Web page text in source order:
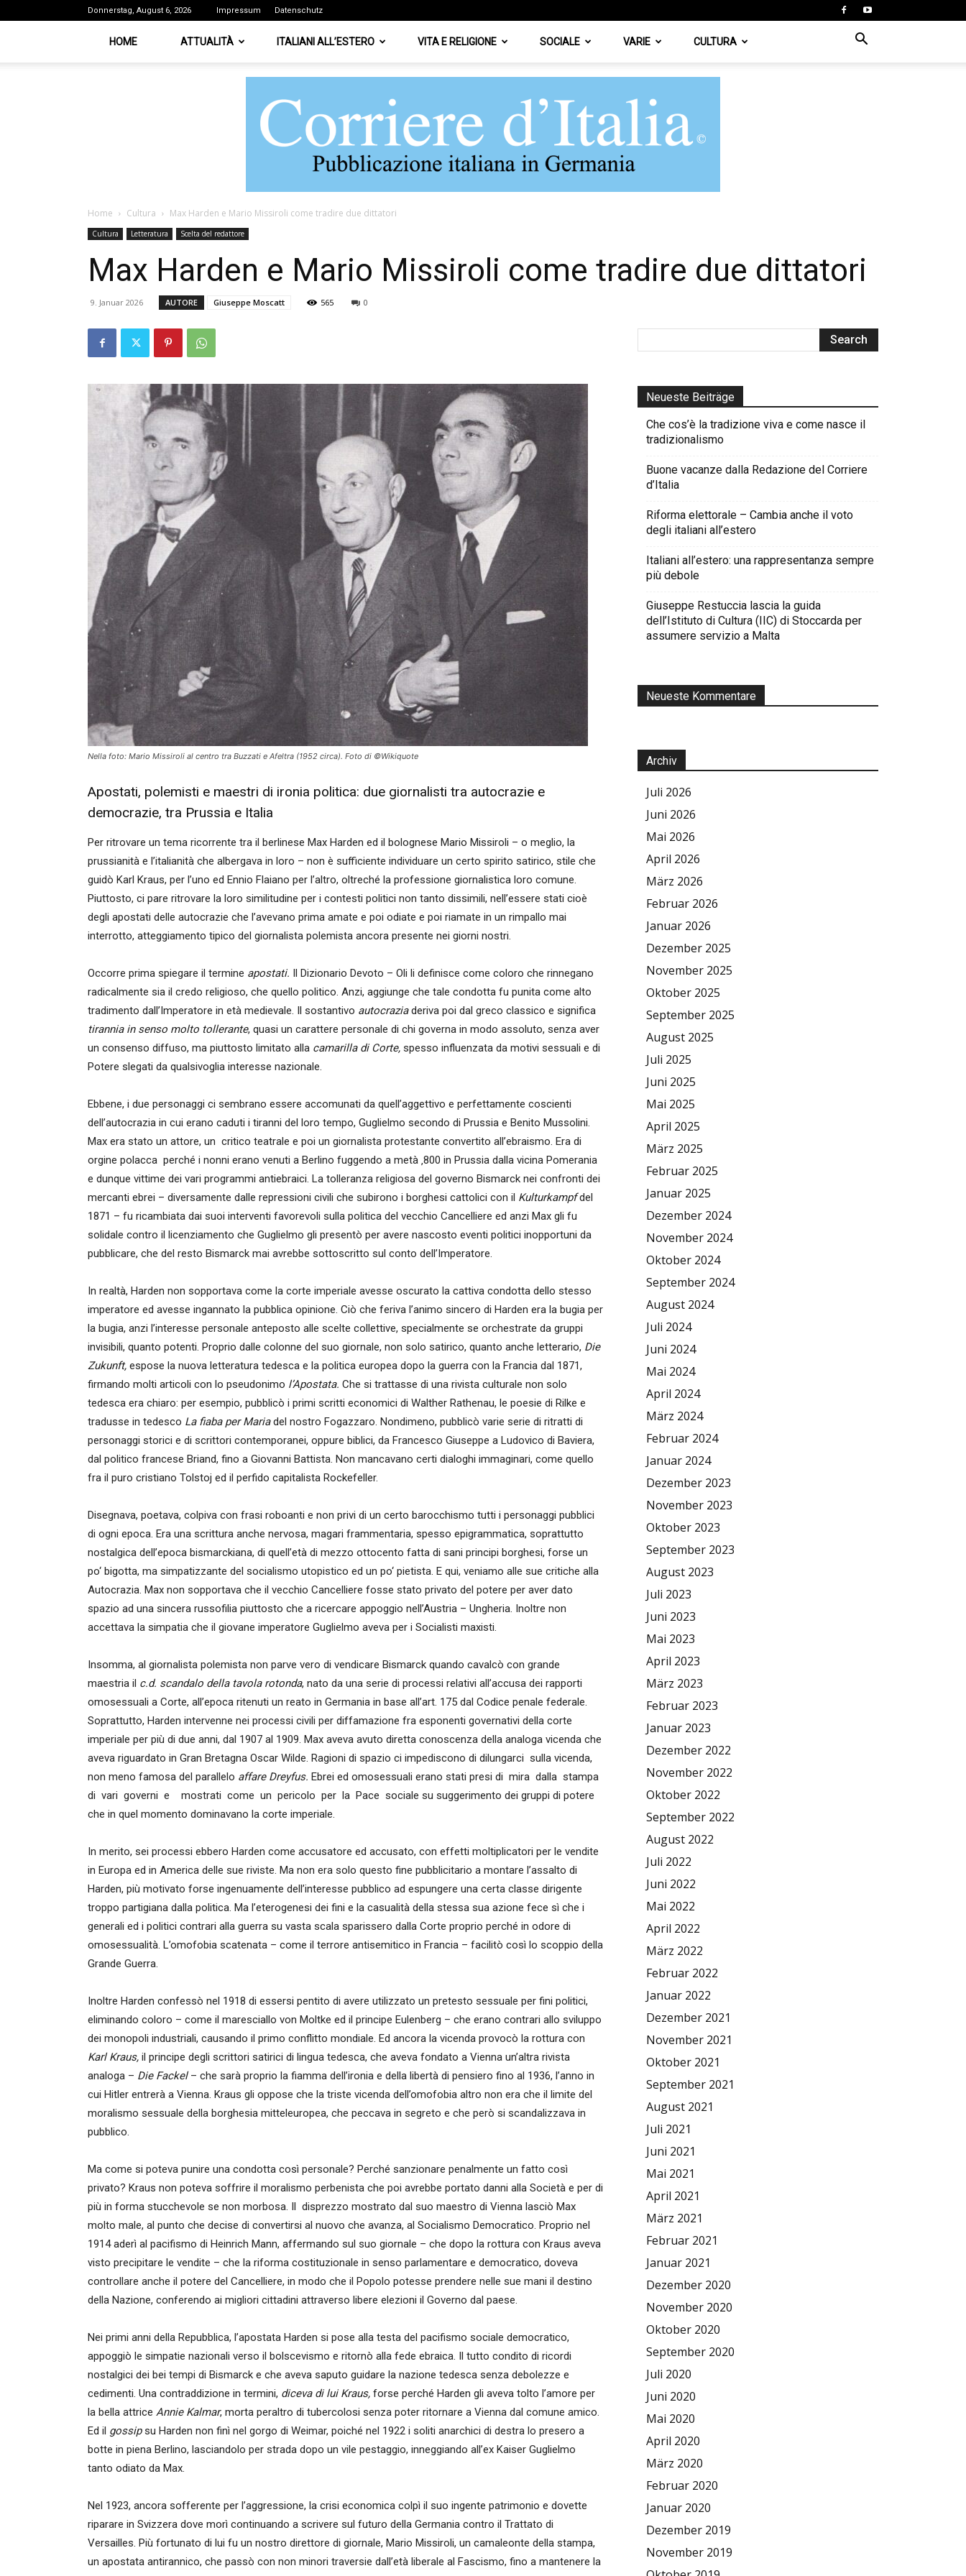
Donnerstag, August 6, 2026 Impressum Datenschutz
HOME ATTUALITÀ ITALIANI ALL’ESTERO VITA E RELIGIONE SOCIALE VARIE CULTURA
Home Cultura Max Harden e Mario Missiroli come tradire due dittatori
Cultura Letteratura Scelta del redattore
Max Harden e Mario Missiroli come tradire due dittatori
9. Januar 2026 AUTORE Giuseppe Moscatt 565 0
Nella foto: Mario Missiroli al centro tra Buzzati e Afeltra (1952 circa). Foto di ©Wikiquote
Apostati, polemisti e maestri di ironia politica: due giornalisti tra autocrazie e
democrazie, tra Prussia e Italia
Per ritrovare un tema ricorrente tra il berlinese Max Harden ed il bolognese Mario Missiroli – o meglio, la
prussianità e l’italianità che albergava in loro – non è sufficiente individuare un certo spirito satirico, stile che
guidò Karl Kraus, per l’uno ed Ennio Flaiano per l’altro, oltreché la professione giornalistica loro comune.
Piuttosto, ci pare ritrovare la loro similitudine per i contesti politici non tanto dissimili, nell’essere stati cioè
degli apostati delle autocrazie che l’avevano prima amate e poi odiate e poi riamate in un rimpallo mai
interrotto, atteggiamento tipico del giornalista polemista ancora presente nei giorni nostri.
Occorre prima spiegare il termine apostati. Il Dizionario Devoto – Oli li definisce come coloro che rinnegano
radicalmente sia il credo religioso, che quello politico. Anzi, aggiunge che tale condotta fu punita come alto
tradimento dall’Imperatore in età medievale. Il sostantivo autocraziaderiva poi dal greco classico e significa
tirannia in senso molto tollerante, quasi un carattere personale di chi governa in modo assoluto, senza aver
un consenso diffuso, ma piuttosto limitato alla camarilla di Corte, spesso influenzata da motivi sessuali e di
Potere slegati da qualsivoglia interesse nazionale.
Ebbene, i due personaggi ci sembrano essere accomunati da quell’aggettivo e perfettamente coscienti
dell’autocrazia in cui erano caduti i tiranni del loro tempo, Guglielmo secondo di Prussia e Benito Mussolini.
Max era stato un attore, un critico teatrale e poi un giornalista protestante convertito all’ebraismo. Era di
orgine polacca perché i nonni erano venuti a Berlino fuggendo a metà ‚800 in Prussia dalla vicina Pomerania
e dunque vittime dei vari programmi antiebraici. La tolleranza religiosa del governo Bismarck nei confronti dei
mercanti ebrei – diversamente dalle repressioni civili che subirono i borghesi cattolici con il Kulturkampfdel
1871 – fu ricambiata dai suoi interventi favorevoli sulla politica del vecchio Cancelliere ed anzi Max gli fu
solidale contro il licenziamento che Guglielmo gli presentò per avere nascosto eventi politici inopportuni da
pubblicare, che del resto Bismarck mai avrebbe sottoscritto sul conto dell’Imperatore.
In realtà, Harden non sopportava come la corte imperiale avesse oscurato la cattiva condotta dello stesso
imperatore ed avesse ingannato la pubblica opinione. Ciò che feriva l’animo sincero di Harden era la bugia per
la bugia, anzi l’interesse personale anteposto alle scelte collettive, specialmente se orchestrate da gruppi
invisibili, quanto potenti. Proprio dalle colonne del suo giornale, non solo satirico, quanto anche letterario, Die
Zukunft, espose la nuova letteratura tedesca e la politica europea dopo la guerra con la Francia dal 1871,
firmando molti articoli con lo pseudonimo l’Apostata. Che si trattasse di una rivista culturale non solo
tedesca era chiaro: per esempio, pubblicò i primi scritti economici di Walther Rathenau, le poesie di Rilke e
tradusse in tedesco La fiaba per Mariadel nostro Fogazzaro. Nondimeno, pubblicò varie serie di ritratti di
personaggi storici e di scrittori contemporanei, oppure biblici, da Francesco Giuseppe a Ludovico di Baviera,
dal politico francese Briand, fino a Giovanni Battista. Non mancavano certi dialoghi immaginari, come quello
fra il puro cristiano Tolstoj ed il perfido capitalista Rockefeller.
Disegnava, poetava, colpiva con frasi roboanti e non privi di un certo barocchismo tutti i personaggi pubblici
di ogni epoca. Era una scrittura anche nervosa, magari frammentaria, spesso epigrammatica, soprattutto
nostalgica dell’epoca bismarckiana, di quell’età di mezzo ottocento fatta di sani principi borghesi, forse un
po‘ bigotta, ma simpatizzante del socialismo utopistico ed un po‘ pietista. E qui, veniamo alle sue critiche alla
Autocrazia. Max non sopportava che il vecchio Cancelliere fosse stato privato del potere per aver dato
spazio ad una sincera russofilia piuttosto che a ricercare appoggio nell’Austria – Ungheria. Inoltre non
accettava la simpatia che il giovane imperatore Guglielmo aveva per i Socialisti maxisti.
Insomma, al giornalista polemista non parve vero di vendicare Bismarck quando cavalcò con grande
maestria il c.d. scandalo della tavola rotonda, nato da una serie di processi relativi all’accusa dei rapporti
omosessuali a Corte, all’epoca ritenuti un reato in Germania in base all’art. 175 dal Codice penale federale.
Soprattutto, Harden intervenne nei processi civili per diffamazione fra esponenti governativi della corte
imperiale per più di due anni, dal 1907 al 1909. Max aveva avuto diretta conoscenza della analoga vicenda che
aveva riguardato in Gran Bretagna Oscar Wilde. Ragioni di spazio ci impediscono di dilungarci sulla vicenda,
non meno famosa del parallelo affare Dreyfus. Ebrei ed omosessuali erano stati presi di mira dalla stampa
di vari governi e mostrati come un pericolo per la Pace sociale su suggerimento dei gruppi di potere
che in quel momento dominavano la corte imperiale.
In merito, sei processi ebbero Harden come accusatore ed accusato, con effetti moltiplicatori per le vendite
in Europa ed in America delle sue riviste. Ma non era solo questo fine pubblicitario a montare l’assalto di
Harden, più motivato forse ingenuamente dell’interesse pubblico ad espungere una certa classe dirigente
troppo partigiana dalla politica. Ma l’eterogenesi dei fini e la casualità della stessa sua azione fece sì che i
generali ed i politici contrari alla guerra su vasta scala sparissero dalla Corte proprio perché in odore di
omosessualità. L’omofobia scatenata – come il terrore antisemitico in Francia – facilitò così lo scoppio della
Grande Guerra.
Inoltre Harden confessò nel 1918 di essersi pentito di avere utilizzato un pretesto sessuale per fini politici,
eliminando coloro – come il maresciallo von Moltke ed il principe Eulenberg – che erano contrari allo sviluppo
dei monopoli industriali, causando il primo conflitto mondiale. Ed ancora la vicenda provocò la rottura con
Karl Kraus, il principe degli scrittori satirici di lingua tedesca, che aveva fondato a Vienna un’altra rivista
analoga – Die Fackel– che sarà proprio la fiamma dell’ironia e della libertà di pensiero fino al 1936, l’anno in
cui Hitler entrerà a Vienna. Kraus gli oppose che la triste vicenda dell’omofobia altro non era che il limite del
moralismo sessuale della borghesia mitteleuropea, che peccava in segreto e che però si scandalizzava in
pubblico.
Ma come si poteva punire una condotta così personale? Perché sanzionare penalmente un fatto così
privato? Kraus non poteva soffrire il moralismo perbenista che poi avrebbe portato danni alla Società e per di
più in forma stucchevole se non morbosa. Il disprezzo mostrato dal suo maestro di Vienna lasciò Max
molto male, al punto che decise di convertirsi al nuovo che avanza, al Socialismo Democratico. Proprio nel
1914 aderì al pacifismo di Heinrich Mann, affermando sul suo giornale – che dopo la rottura con Kraus aveva
visto precipitare le vendite – che la riforma costituzionale in senso parlamentare e democratico, doveva
controllare anche il potere del Cancelliere, in modo che il Popolo potesse prendere nelle sue mani il destino
della Nazione, conferendo ai migliori cittadini attraverso libere elezioni il Governo dal paese.
Nei primi anni della Repubblica, l’apostata Harden si pose alla testa del pacifismo sociale democratico,
appoggiò le simpatie nazionali verso il bolscevismo e ritornò alla fede ebraica. Il tutto condito di ricordi
nostalgici dei bei tempi di Bismarck e che aveva saputo guidare la nazione tedesca senza debolezze e
cedimenti. Una contraddizione in termini, diceva di lui Kraus, forse perché Harden gli aveva tolto l’amore per
la bella attrice Annie Kalmar, morta peraltro di tubercolosi senza poter ritornare a Vienna dal comune amico.
Ed il gossipsu Harden non finì nel gorgo di Weimar, poiché nel 1922 i soliti anarchici di destra lo presero a
botte in piena Berlino, lasciandolo per strada dopo un vile pestaggio, inneggiando all’ex Kaiser Guglielmo
tanto odiato da Max.
Nel 1923, ancora sofferente per l’aggressione, la crisi economica colpì il suo ingente patrimonio e dovette
riparare in Svizzera dove morì continuando a scrivere sul futuro della Germania contro il Trattato di
Versailles. Più fortunato di lui fu un nostro direttore di giornale, Mario Missiroli, un camaleonte della stampa,
un apostata antirannico, che passò con non minori traversie dall’età liberale al Fascismo, fino a mantenere la
Neueste Beiträge
Che cos’è la tradizione viva e come nasce il
tradizionalismo
Buone vacanze dalla Redazione del Corriere
d’Italia
Riforma elettorale – Cambia anche il voto
degli italiani all’estero
Italiani all’estero: una rappresentanza sempre
più debole
Giuseppe Restuccia lascia la guida
dell’Istituto di Cultura (IIC) di Stoccarda per
assumere servizio a Malta
Neueste Kommentare
Archiv
Juli 2026
Juni 2026
Mai 2026
April 2026
März 2026
Februar 2026
Januar 2026
Dezember 2025
November 2025
Oktober 2025
September 2025
August 2025
Juli 2025
Juni 2025
Mai 2025
April 2025
März 2025
Februar 2025
Januar 2025
Dezember 2024
November 2024
Oktober 2024
September 2024
August 2024
Juli 2024
Juni 2024
Mai 2024
April 2024
März 2024
Februar 2024
Januar 2024
Dezember 2023
November 2023
Oktober 2023
September 2023
August 2023
Juli 2023
Juni 2023
Mai 2023
April 2023
März 2023
Februar 2023
Januar 2023
Dezember 2022
November 2022
Oktober 2022
September 2022
August 2022
Juli 2022
Juni 2022
Mai 2022
April 2022
März 2022
Februar 2022
Januar 2022
Dezember 2021
November 2021
Oktober 2021
September 2021
August 2021
Juli 2021
Juni 2021
Mai 2021
April 2021
März 2021
Februar 2021
Januar 2021
Dezember 2020
November 2020
Oktober 2020
September 2020
Juli 2020
Juni 2020
Mai 2020
April 2020
März 2020
Februar 2020
Januar 2020
Dezember 2019
November 2019